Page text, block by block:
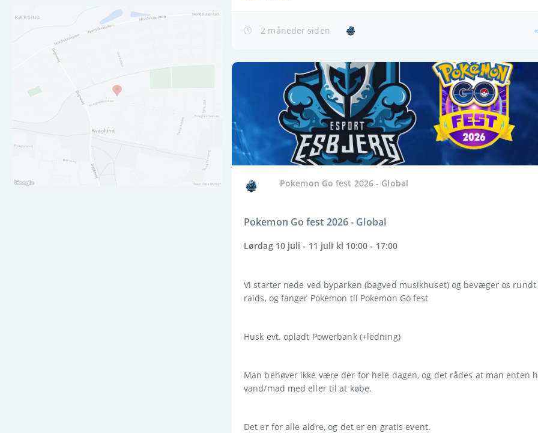
2 måneder siden
Pokemon Go fest 2026 - Global
Pokemon Go fest 2026 - Global
Lørdag 10 juli - 11 juli kl 10:00 - 17:00
Vi starter nede ved byparken (bagved musikhuset) og bevæger os
raids, og fanger Pokemon til Pokemon Go fest
Husk evt. opladt Powerbank (+ledning)
Man behøver ikke være der for hele dagen, og det rådes at man enten
vand/mad med eller til at købe.
Det er for alle aldre, og det er en gratis event.